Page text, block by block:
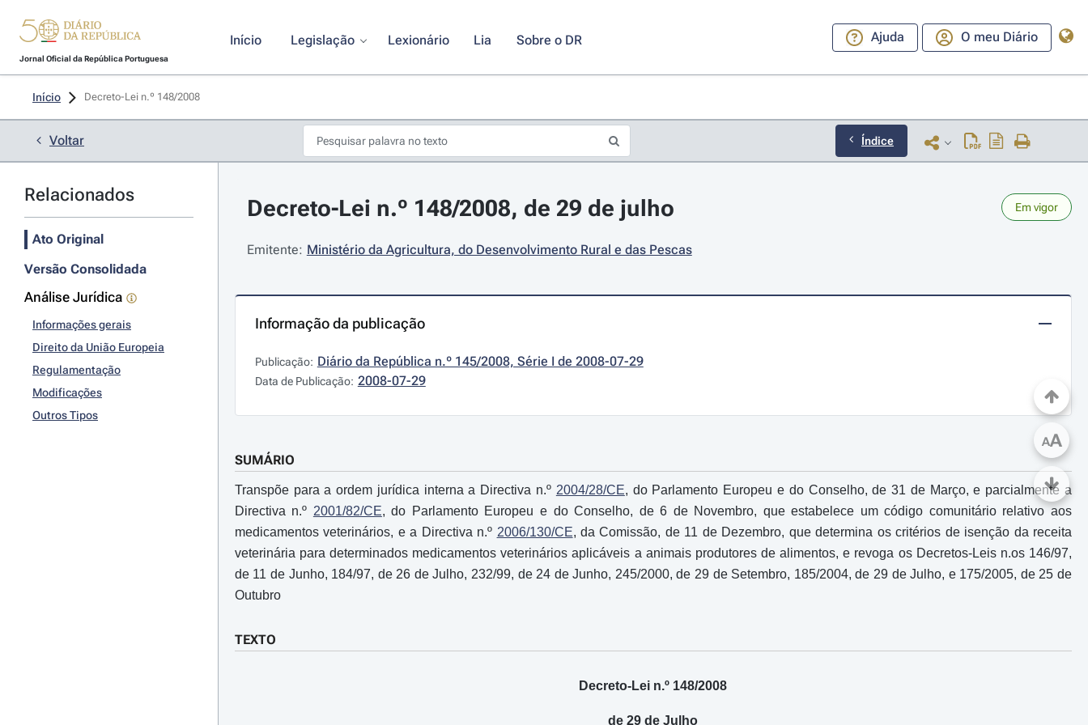
Jornal Oficial da República Portuguesa
Início Legislação Lexionário Lia Sobre o DR Ajuda O meu Diário
Início Decreto-Lei n.º 148/2008
Voltar Índice
Relacionados
Ato Original
Versão Consolidada
Análise Jurídica
Informações gerais
Direito da União Europeia
Regulamentação
Modificações
Outros Tipos
Decreto-Lei n.º 148/2008, de 29 de julho Em vigor
Emitente: Ministério da Agricultura, do Desenvolvimento Rural e das Pescas
Informação da publicação
Publicação: Diário da República n.º 145/2008, Série I de 2008-07-29
Data de Publicação: 2008-07-29
SUMÁRIO
Transpõe para a ordem jurídica interna a Directiva n.º 2004/28/CE, do Parlamento Europeu e do Conselho, de 31 de Março, e parcialmente a
Directiva n.º 2001/82/CE, do Parlamento Europeu e do Conselho, de 6 de Novembro, que estabelece um código comunitário relativo aos
medicamentos veterinários, e a Directiva n.º 2006/130/CE, da Comissão, de 11 de Dezembro, que determina os critérios de isenção da receita
veterinária para determinados medicamentos veterinários aplicáveis a animais produtores de alimentos, e revoga os Decretos-Leis n.os 146/97,
de 11 de Junho, 184/97, de 26 de Julho, 232/99, de 24 de Junho, 245/2000, de 29 de Setembro, 185/2004, de 29 de Julho, e 175/2005, de 25 de
Outubro
TEXTO
Decreto-Lei n.º 148/2008
de 29 de Julho
AA